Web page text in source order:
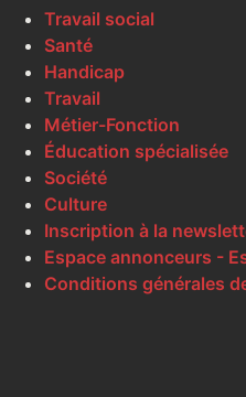
Travail social
Santé
Handicap
Travail
Métier-Fonction
Éducation spécialisée
Société
Culture
Inscription à la
Espace annonceurs -
Conditions générales